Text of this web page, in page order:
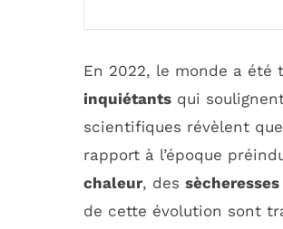
En 2022, le monde a été
inquiétants qui
scientifiques révèlent
rapport à l’époque
chaleur, des sècheresses
de cette évolution sont